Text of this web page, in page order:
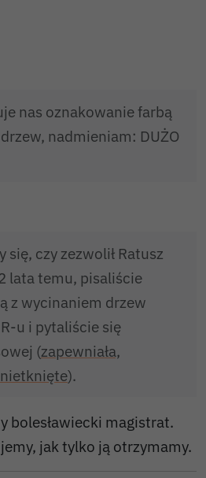
nas oznakowanie farbą
nadmieniam: DUŻO
czy zezwolił Ratusz
lata temu, pisaliście
z wycinaniem drzew
u i pytaliście się
(zapewniała,
).
bolesławiecki magistrat.
jak tylko ją otrzymamy.